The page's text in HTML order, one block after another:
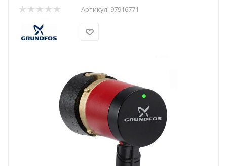
Артикул: 97916771